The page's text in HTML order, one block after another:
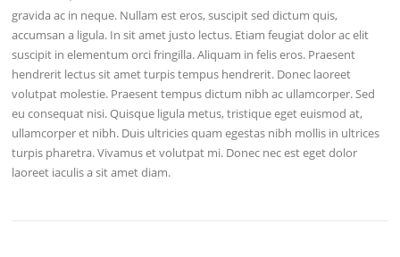
gravida ac in neque. Nullam est eros, suscipit sed dictum quis,
accumsan a ligula. In sit amet justo lectus. Etiam feugiat dolor ac elit
suscipit in elementum orci fringilla. Aliquam in felis eros. Praesent
hendrerit lectus sit amet turpis tempus hendrerit. Donec laoreet
volutpat molestie. Praesent tempus dictum nibh ac ullamcorper. Sed
eu consequat nisi. Quisque ligula metus, tristique eget euismod at,
ullamcorper et nibh. Duis ultricies quam egestas nibh mollis in ultrices
turpis pharetra. Vivamus et volutpat mi. Donec nec est eget dolor
laoreet iaculis a sit amet diam.